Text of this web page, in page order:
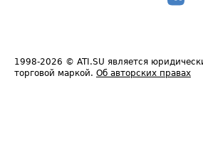
1998-2026 © ATI.SU является
торговой маркой. Об авторских правах